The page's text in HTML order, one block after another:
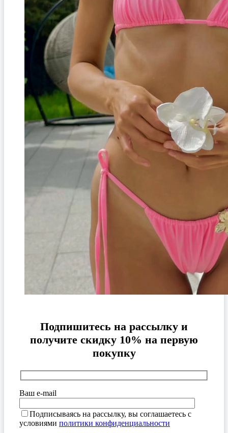
Подпишитесь на рассылку и
получите скидку 10% на первую
покупку
Ваш e-mail
Подписываясь на рассылку, вы соглашаетесь с
условиями политики конфиденциальности